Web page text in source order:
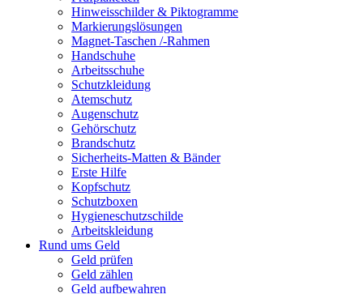
Hinweisschilder & Piktogramme
Markierungslösungen
Magnet-Taschen /-Rahmen
Handschuhe
Arbeitsschuhe
Schutzkleidung
Atemschutz
Augenschutz
Gehörschutz
Brandschutz
Sicherheits-Matten & Bänder
Erste Hilfe
Kopfschutz
Schutzboxen
Hygieneschutzschilde
Arbeitskleidung
Rund ums Geld
Geld prüfen
Geld zählen
Geld aufbewahren